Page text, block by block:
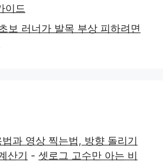
이드
보 러너가 발목 부상 피하려면
과 영상 찍는법, 방향 돌리기
산기 - 셋로그 고수만 아는 비